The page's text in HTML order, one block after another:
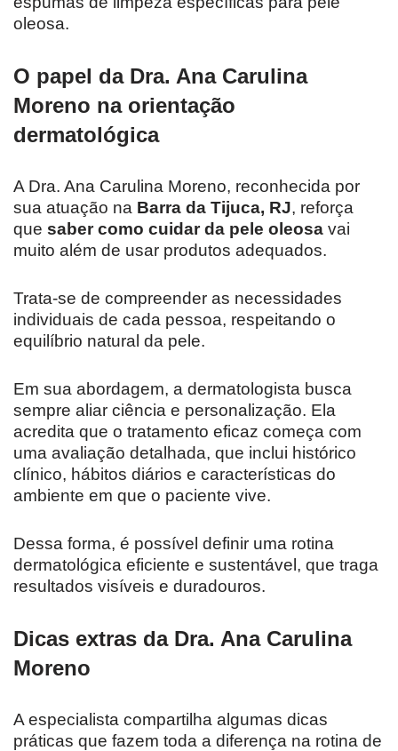
oleosa.
O papel da Dra. Ana Carulina
Moreno na orientação
dermatológica
A Dra. Ana Carulina Moreno, reconhecida por
sua atuação na Barra da Tijuca, RJ, reforça
que saber como cuidar da pele oleosa vai
muito além de usar produtos adequados.
Trata-se de compreender as necessidades
individuais de cada pessoa, respeitando o
equilíbrio natural da pele.
Em sua abordagem, a dermatologista busca
sempre aliar ciência e personalização. Ela
acredita que o tratamento eficaz começa com
uma avaliação detalhada, que inclui histórico
clínico, hábitos diários e características do
ambiente em que o paciente vive.
Dessa forma, é possível definir uma rotina
dermatológica eficiente e sustentável, que traga
resultados visíveis e duradouros.
Dicas extras da Dra. Ana Carulina
Moreno
A especialista compartilha algumas dicas
práticas que fazem toda a diferença na rotina de